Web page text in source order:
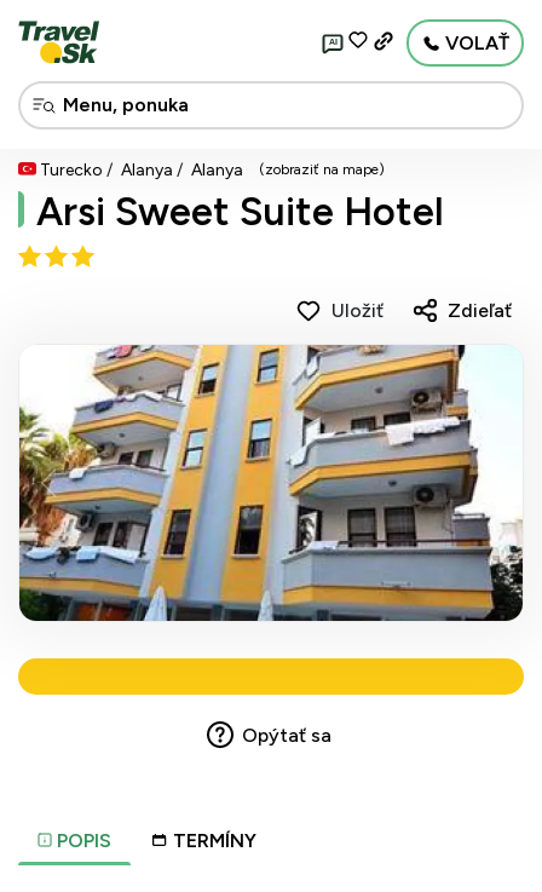
AI VOLAŤ
Turecko Alanya Alanya (zobraziť na mape)
Arsi Sweet Suite Hotel
Uložiť Zdieľať
POPIS TERMÍNY
Opýtať sa